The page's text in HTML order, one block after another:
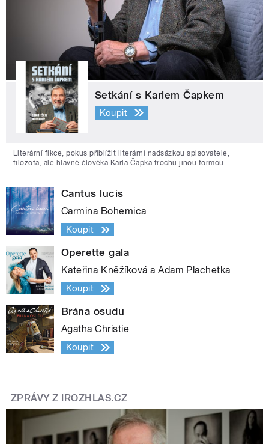
Setkání s Karlem Čapkem
Koupit
Literární fikce, pokus přiblížit literární nadsázkou spisovatele,
filozofa, ale hlavně člověka Karla Čapka trochu jinou formou.
Cantus lucis
Carmina Bohemica
Koupit
Operette gala
Kateřina Kněžíková a Adam Plachetka
Koupit
Brána osudu
Agatha Christie
Koupit
ZPRÁVY Z IROZHLAS.CZ